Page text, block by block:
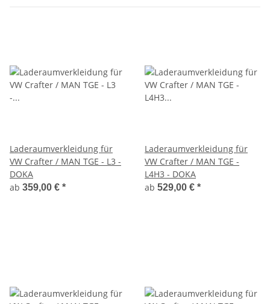
Laderaumverkleidung für
VW Crafter / MAN TGE - L3 -
DOKA
ab 359,00 € *
Laderaumverkleidung für
VW Crafter / MAN TGE -
L4H3 - DOKA
ab 529,00 € *